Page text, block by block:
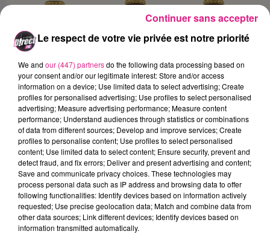
Dans le détail de ce concours: neuf catégories sont
Le respect de votre vie privée est notre priorité
We and our (447) partnersdo the following data processing based on
your consent and/or our legitimate interest: Store and/or access
information on a device; Use limited data to select advertising; Create
profiles for personalised advertising; Use profiles to select personalised
advertising; Measure advertising performance; Measure content
performance; Understand audiences through statistics or combinations
of data from different sources; Develop and improve services; Create
profiles to personalise content; Use profiles to select personalised
content; Use limited data to select content; Ensure security, prevent and
detect fraud, and fix errors; Deliver and present advertising and content;
Save and communicate privacy choices. These technologies may
process personal data such as IP address and browsing data to offer
following functionalities: Identify devices based on information actively
requested; Use precise geolocation data; Match and combine data from
other data sources; Link different devices; Identify devices based on
information transmitted automatically.
Continuer sans accepter